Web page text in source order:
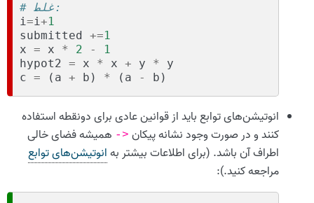
# غلط:
i=i+1
submitted
+=1
x = x * 2 -
1
hypot2 = x * x + y *
y
c = ( a + b ) * ( a - b )
انوتیشن‌های توابع باید از قوانین عادی برای دونقطه استفاده
کنند و در صورت وجود نشانه پیکان -> همیشه فضای خالی
اطراف آن باشد. (برای اطلاعات بیشتر بهانوتیشن‌های توابع
مراجعه کنید.):